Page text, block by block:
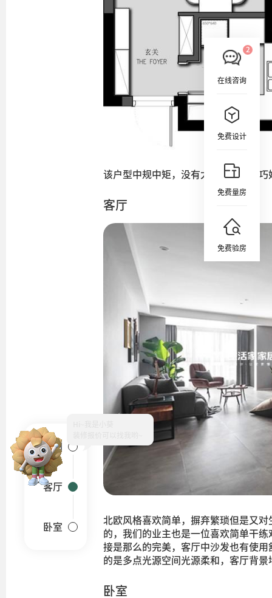
在线咨询
免费设计
免费量房
免费验房
该户型中规中矩，没有太多的改动，
客厅
北欧风格喜欢简单，摒弃繁琐但是又
的，我们的业主也是一位喜欢简单干
接是那么的完美，客厅中沙发也有使
的是多点光源空间光源柔和，客厅背
卧室
户型图
客厅
卧室